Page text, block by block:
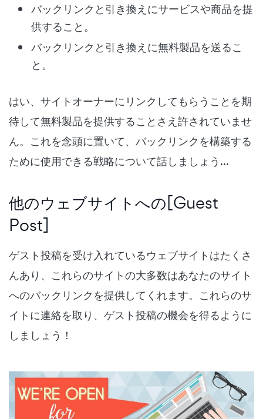
バックリンクと引き換えにサービスや商品を提
供すること。
バックリンクと引き換えに無料製品を送るこ
と。
はい、サイトオーナーにリンクしてもらうことを期
待して無料製品を提供することさえ許されていませ
ん。これを念頭に置いて、バックリンクを構築する
ために使用できる戦略について話しましょう...
他のウェブサイトへの[Guest
Post]
ゲスト投稿を受け入れているウェブサイトはたくさ
んあり、これらのサイトの大多数はあなたのサイト
へのバックリンクを提供してくれます。これらのサ
イトに連絡を取り、ゲスト投稿の機会を得るように
しましょう！